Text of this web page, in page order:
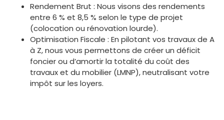
Rendement Brut : Nous visons des rendements
entre 6 % et 8,5 % selon le type de projet
(colocation ou rénovation lourde).
Optimisation Fiscale : En pilotant vos travaux de A
à Z, nous vous permettons de créer un déficit
foncier ou d’amortir la totalité du coût des
travaux et du mobilier (LMNP), neutralisant votre
impôt sur les loyers.